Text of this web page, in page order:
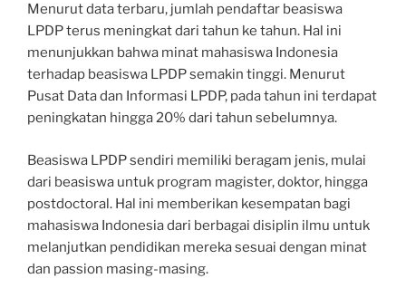
Menurut data terbaru, jumlah pendaftar beasiswa
LPDP terus meningkat dari tahun ke tahun. Hal ini
menunjukkan bahwa minat mahasiswa Indonesia
terhadap beasiswa LPDP semakin tinggi. Menurut
Pusat Data dan Informasi LPDP, pada tahun ini terdapat
peningkatan hingga 20% dari tahun sebelumnya.
Beasiswa LPDP sendiri memiliki beragam jenis, mulai
dari beasiswa untuk program magister, doktor, hingga
postdoctoral. Hal ini memberikan kesempatan bagi
mahasiswa Indonesia dari berbagai disiplin ilmu untuk
melanjutkan pendidikan mereka sesuai dengan minat
dan passion masing-masing.